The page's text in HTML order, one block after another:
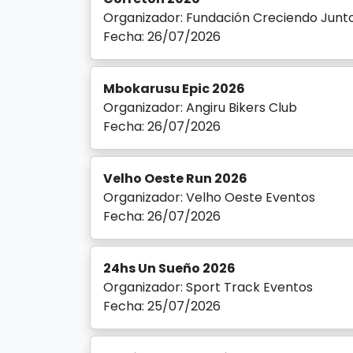
Organizador: Fundación Creciendo
Fecha: 26/07/2026
Mbokarusu Epic 2026
Organizador: Angiru Bikers Club
Fecha: 26/07/2026
Velho Oeste Run 2026
Organizador: Velho Oeste Eventos
Fecha: 26/07/2026
24hs Un Sueño 2026
Organizador: Sport Track Eventos
Fecha: 25/07/2026